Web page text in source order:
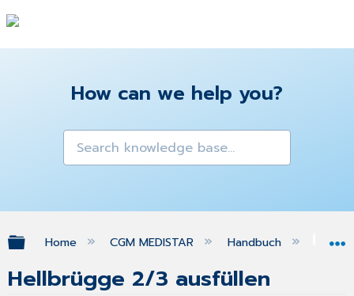
How can we help you?
Expand/collapse global hierarchy
Home CGM MEDISTAR Handbuch
Hellbrügge 2/3 ausfüllen